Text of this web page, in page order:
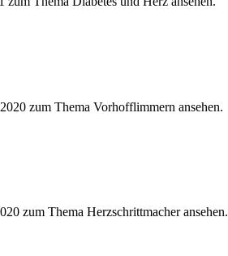
zum Thema Vorhofflimmern ansehen.
zum Thema Herzschrittmacher ansehen.